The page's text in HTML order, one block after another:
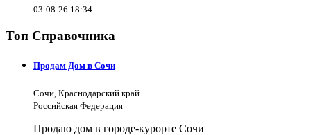
03-08-26 18:34
Топ Справочника
Продам Дом в Сочи
Сочи, Краснодарский край
Российская Федерация
Продаю дом в городе-курорте Сочи